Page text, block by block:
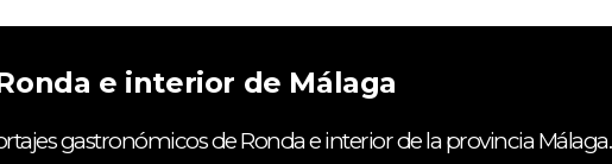
e interior de Málaga
gastronómicos de Ronda e interior de la provincia Málaga.